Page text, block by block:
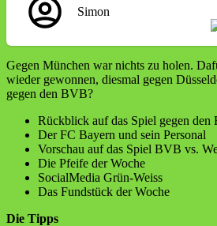
Simon
Gegen München war nichts zu holen.
wieder gewonnen, diesmal gegen
gegen den BVB?
Rückblick auf das Spiel gegen den
Der FC Bayern und sein Personal
Vorschau auf das Spiel BVB vs.
Die Pfeife der Woche
SocialMedia Grün-Weiss
Das Fundstück der Woche
Die Tipps